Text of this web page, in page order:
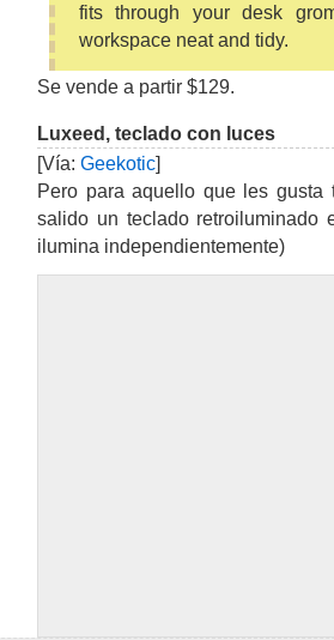
fits through your desk
workspace neat and tidy.
Se vende a partir $129.
Luxeed, teclado con luces
[Vía: Geekotic]
Pero para aquello que les gusta
salido un teclado retroiluminado
ilumina independientemente)